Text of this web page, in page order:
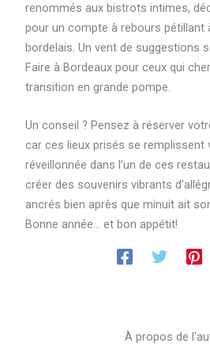
renommés aux bistrots intimes,
pour un compte à rebours pétillant
bordelais. Un vent de suggestions
Faire à Bordeaux pour ceux qui
transition en grande pompe.
Un conseil ? Pensez à réserver
car ces lieux prisés se remplissent
réveillonnée dans l’un de ces
créer des souvenirs vibrants
ancrés bien après que minuit ait
Bonne année… et bon appétit!
À propos de